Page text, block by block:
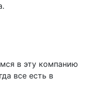
в эту компанию
все есть в